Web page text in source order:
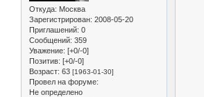
Откуда: Москва
Зарегистрирован: 2008-05-20
Приглашений: 0
Сообщений: 359
Уважение: [+0/-0]
Позитив: [+0/-0]
Возраст: 63 [1963-01-30]
Провел на форуме:
Не определено